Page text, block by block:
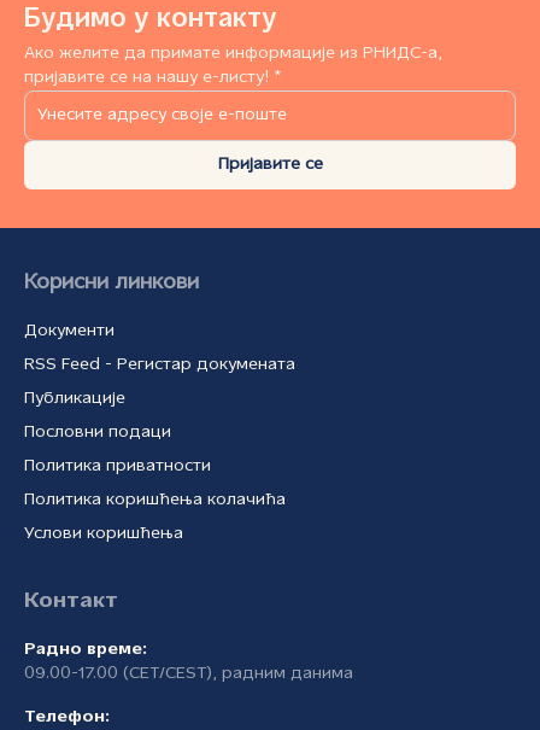
Будимо у контакту
Ако желите да примате информације из РНИДС-а,
пријавите се на нашу е-листу! *
Пријавите се
Корисни линкови
Документи
RSS Feed - Регистар докумената
Публикације
Пословни подаци
Политика приватности
Политика коришћења колачића
Услови коришћења
Контакт
Радно време:
09.00-17.00 (CET/CEST), радним данима
Телефон: